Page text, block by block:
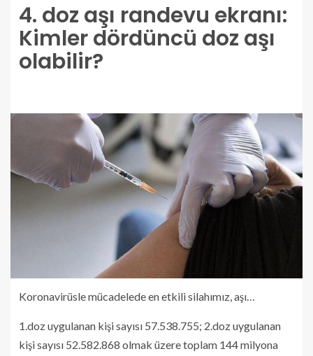
4. doz aşı randevu ekranı:
Kimler dördüncü doz aşı
olabilir?
Koronavirüsle mücadelede en etkili silahımız, aşı…
1.doz uygulanan kişi sayısı 57.538.755; 2.doz uygulanan
kişi sayısı 52.582.868 olmak üzere toplam 144 milyona